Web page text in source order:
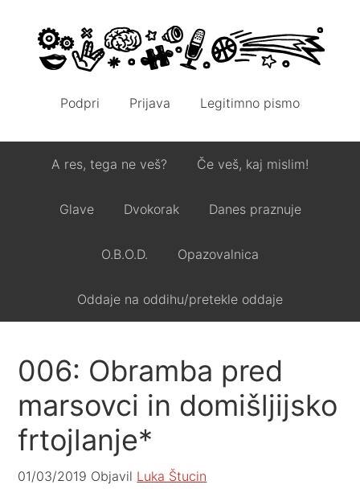
Podpri Prijava Legitimno pismo
A res, tega ne veš? Če veš, kaj mislim!
Glave Dvokorak Danes praznuje
O.B.O.D. Opazovalnica
Oddaje na oddihu/pretekle oddaje
006: Obramba pred
marsovci in domišljijsko
frtojlanje*
01/03/2019 Objavil Luka Štucin